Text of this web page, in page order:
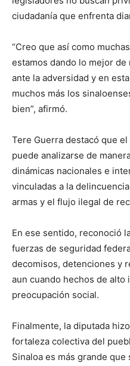
ciudadanía que enfrenta
“Creo que así como
estamos dando lo mejor
ante la adversidad y en
muchos más los
bien”, afirmó.
Tere Guerra destacó que
puede analizarse de
dinámicas nacionales e
vinculadas a la
armas y el flujo ilegal de
En ese sentido, reconoció
fuerzas de seguridad
decomisos, detenciones y
aun cuando hechos de
preocupación social.
Finalmente, la diputada
fortaleza colectiva del
Sinaloa es más grande